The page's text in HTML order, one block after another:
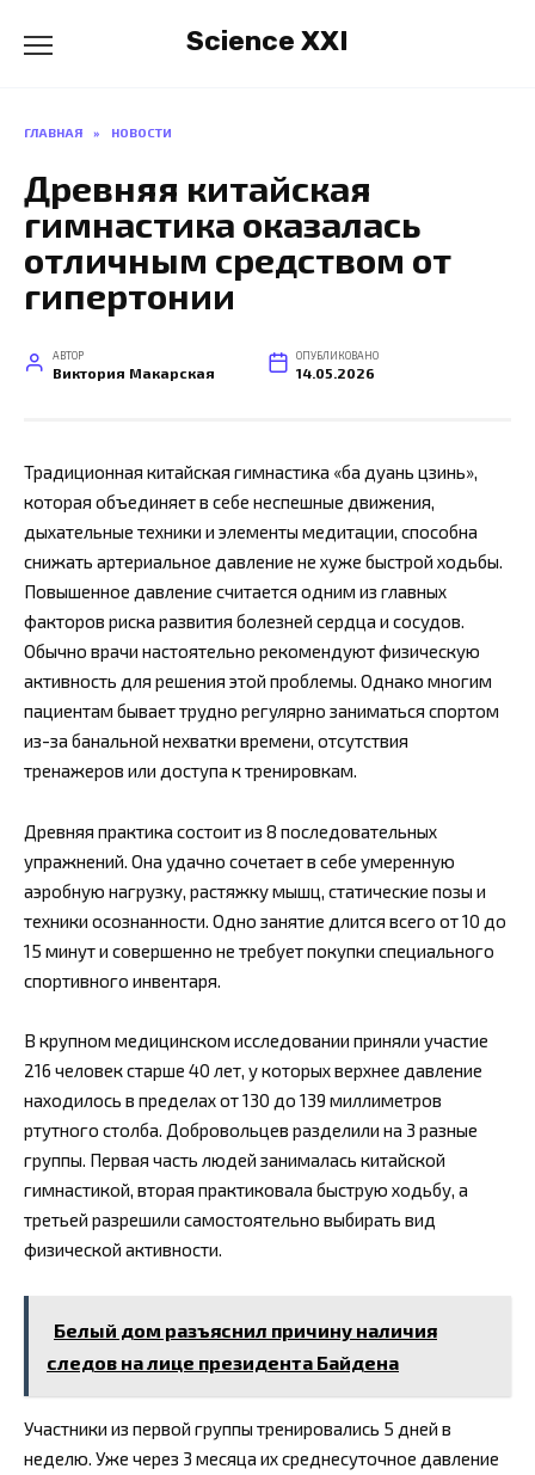
содержанию
Science XXI
ГЛАВНАЯ » НОВОСТИ
Древняя китайская
гимнастика оказалась
отличным средством от
гипертонии
АВТОР
Виктория Макарская
ОПУБЛИКОВАНО
14.05.2026
Традиционная китайская гимнастика «ба дуань цзинь»,
которая объединяет в себе неспешные движения,
дыхательные техники и элементы медитации, способна
снижать артериальное давление не хуже быстрой ходьбы.
Повышенное давление считается одним из главных
факторов риска развития болезней сердца и сосудов.
Обычно врачи настоятельно рекомендуют физическую
активность для решения этой проблемы. Однако многим
пациентам бывает трудно регулярно заниматься спортом
из-за банальной нехватки времени, отсутствия
тренажеров или доступа к тренировкам.
Древняя практика состоит из 8 последовательных
упражнений. Она удачно сочетает в себе умеренную
аэробную нагрузку, растяжку мышц, статические позы и
техники осознанности. Одно занятие длится всего от 10 до
15 минут и совершенно не требует покупки специального
спортивного инвентаря.
В крупном медицинском исследовании приняли участие
216 человек старше 40 лет, у которых верхнее давление
находилось в пределах от 130 до 139 миллиметров
ртутного столба. Добровольцев разделили на 3 разные
группы. Первая часть людей занималась китайской
гимнастикой, вторая практиковала быструю ходьбу, а
третьей разрешили самостоятельно выбирать вид
физической активности.
Белый дом разъяснил причину наличия
следов на лице президента Байдена
Участники из первой группы тренировались 5 дней в
неделю. Уже через 3 месяца их среднесуточное давление